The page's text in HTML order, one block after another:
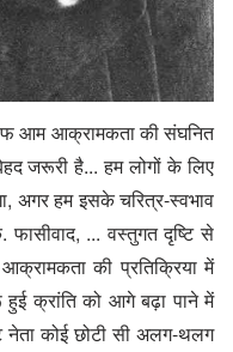
आम आक्रामकता की संघनित
जरूरी है... हम लोगों के लिए
अगर हम इसके चरित्र-स्वभाव
... वस्तुगत दृष्टि से
की प्रतिक्रिया में
क्रांति को आगे बढ़ा पाने में
नेता कोई छोटी सी अलग-थलग